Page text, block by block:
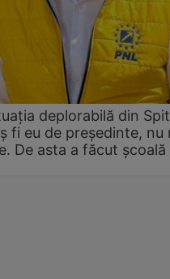
deplorabilă din
fi eu de președinte, nu
De asta a făcut școală